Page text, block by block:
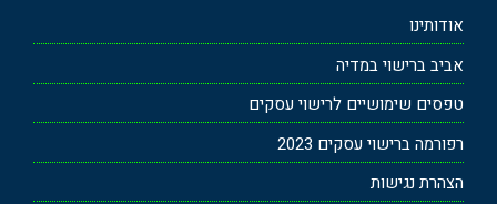
אודותינו
אביב ברישוי במדיה
טפסים שימושיים לרישוי עסקים
רפורמה ברישוי עסקים 2023
הצהרת נגישות